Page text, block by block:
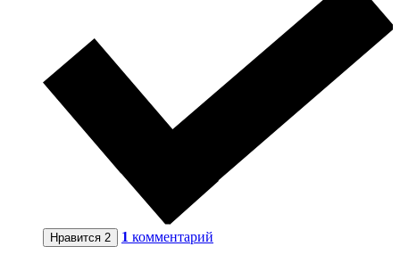
Нравится 2 1 комментарий